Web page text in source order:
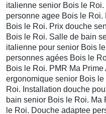
italienne senior Bois le
personne agee Bois le
Bois le Roi. Prix douche
Bois le Roi. Salle de bain
italienne pour senior Bois
personnes agées Bois le
Bois le Roi. PMR Ma
ergonomique senior Bois
Roi. Installation douche
bain senior Bois le Roi. Ma
le Roi. Douche adaptee